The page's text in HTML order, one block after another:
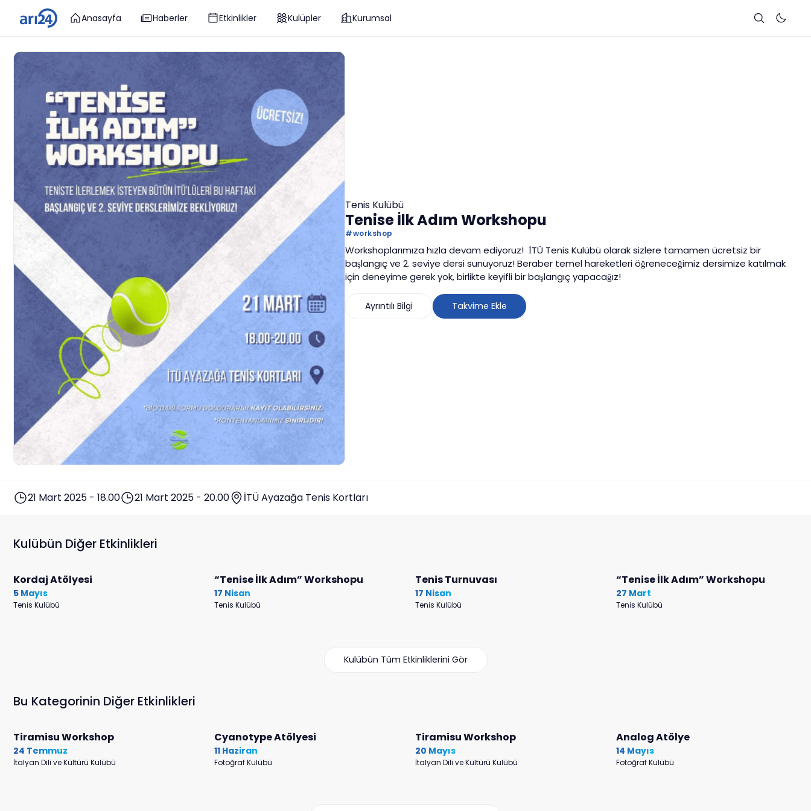
Anasayfa Haberler Etkinlikler Kulüpler Kurumsal
Tenis Kulübü
Tenise İlk Adım Workshopu
#workshop
Workshoplarımıza hızla devam ediyoruz! İTÜ Tenis Kulübü olarak sizlere tamamen ücretsiz bir
başlangıç ve 2. seviye dersi sunuyoruz! Beraber temel hareketleri öğreneceğimiz dersimize katılmak
için deneyime gerek yok, birlikte keyifli bir başlangıç yapacağız!
Ayrıntılı Bilgi Takvime Ekle
21 Mart 2025 - 18.00 21 Mart 2025 - 20.00 İTÜ Ayazağa Tenis Kortları
Kulübün Diğer Etkinlikleri
Kordaj Atölyesi
5 Mayıs
Tenis Kulübü
“Tenise İlk Adım” Workshopu
17 Nisan
Tenis Kulübü
Tenis Turnuvası
17 Nisan
Tenis Kulübü
“Tenise İlk Adım” Workshopu
27 Mart
Tenis Kulübü
Kulübün Tüm Etkinliklerini Gör
Bu Kategorinin Diğer Etkinlikleri
Tiramisu Workshop
24 Temmuz
İtalyan Dili ve Kültürü Kulübü
Cyanotype Atölyesi
11 Haziran
Fotoğraf Kulübü
Tiramisu Workshop
20 Mayıs
İtalyan Dili ve Kültürü Kulübü
Analog Atölye
14 Mayıs
Fotoğraf Kulübü